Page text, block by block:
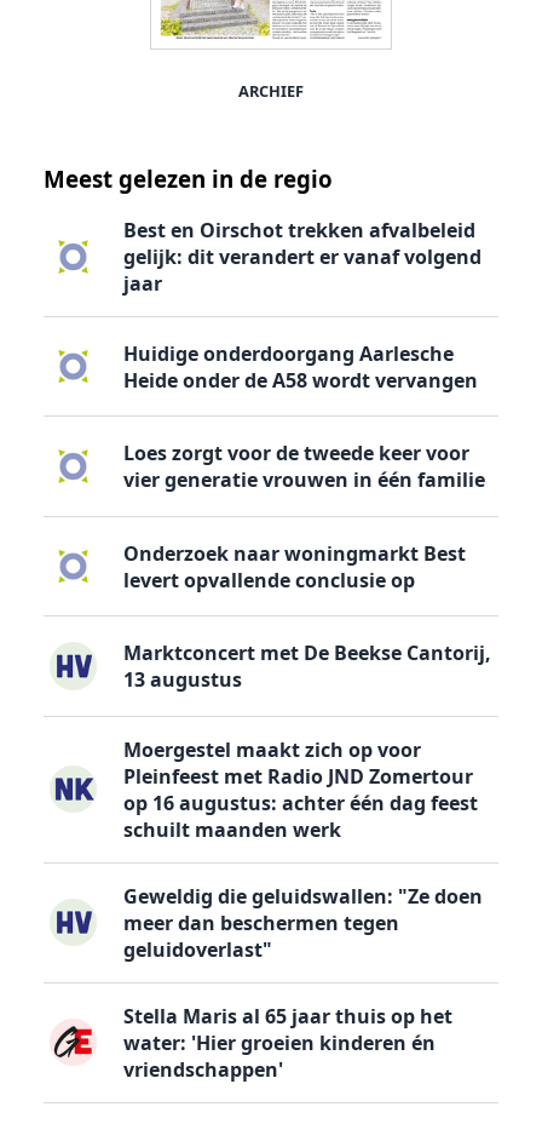
ARCHIEF
Meest gelezen in de regio
Best en Oirschot trekken afvalbeleid
gelijk: dit verandert er vanaf volgend
jaar
Huidige onderdoorgang Aarlesche
Heide onder de A58 wordt vervangen
Loes zorgt voor de tweede keer voor
vier generatie vrouwen in één familie
Onderzoek naar woningmarkt Best
levert opvallende conclusie op
Marktconcert met De Beekse Cantorij,
13 augustus
Moergestel maakt zich op voor
Pleinfeest met Radio JND Zomertour
op 16 augustus: achter één dag feest
schuilt maanden werk
Geweldig die geluidswallen: "Ze doen
meer dan beschermen tegen
geluidoverlast"
Stella Maris al 65 jaar thuis op het
water: 'Hier groeien kinderen én
vriendschappen'